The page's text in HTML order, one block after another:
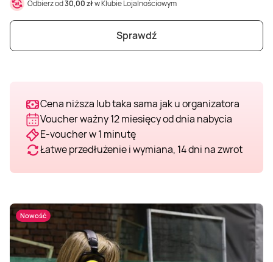
Weekend w SPA
Masaż klasyczny
Masaż Shiatsu
Masaż całego ciała
Masaż czekoladą
Pojazdy specjalne
Pojazdy militarne
Fitness
Tenis
Kurs żeglarski
Odbierz od30,00 złw Klubie Lojalnościowym
Sprawdź
Cena niższa lub taka sama jak u organizatora
Voucher ważny 12 miesięcy od dnia nabycia
E-voucher w 1 minutę
Łatwe przedłużenie i wymiana, 14 dni na zwrot
Nowość